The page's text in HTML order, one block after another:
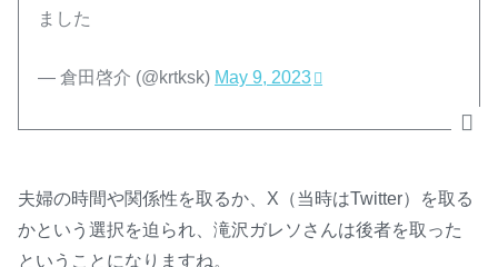
ました
— 倉田啓介 (@krtksk) May 9, 2023
夫婦の時間や関係性を取るか、X（当時はTwitter）を取る
かという選択を迫られ、滝沢ガレソさんは後者を取った
ということになりますね。